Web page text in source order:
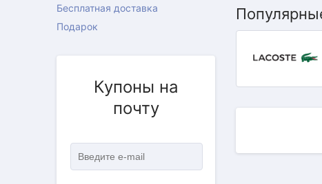
Бесплатная доставка
Подарок
Купоны на
почту